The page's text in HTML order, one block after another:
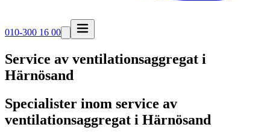
010-300 16 00
Service av ventilationsaggregat i
Härnösand
Specialister inom service av
ventilationsaggregat i Härnösand